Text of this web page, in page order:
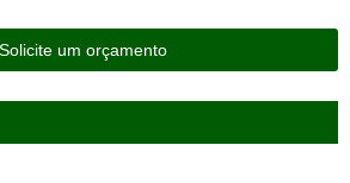
Solicite um orçamento